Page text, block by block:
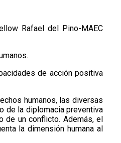
Rafael del Pino-MAEC
de acción positiva
humanos, las diversas
de la diplomacia preventiva
de un conflicto. Además, el
la dimensión humana al